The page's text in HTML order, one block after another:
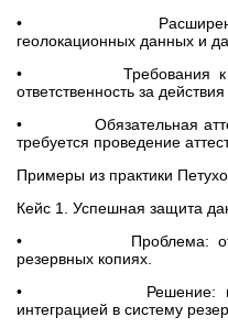
• Расширение
геолокационных данных и
• Требования к
ответственность за
• Обязательная
требуется проведение
Примеры из практики
Кейс 1. Успешная защита
• Проблема:
резервных копиях.
• Решение:
интеграцией в систему